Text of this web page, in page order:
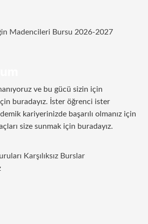
Madencileri Bursu 2026-2027
ve bu gücü sizin için
buradayız. İster öğrenci ister
kariyerinizde başarılı olmanız için
size sunmak için buradayız.
Karşılıksız Burslar